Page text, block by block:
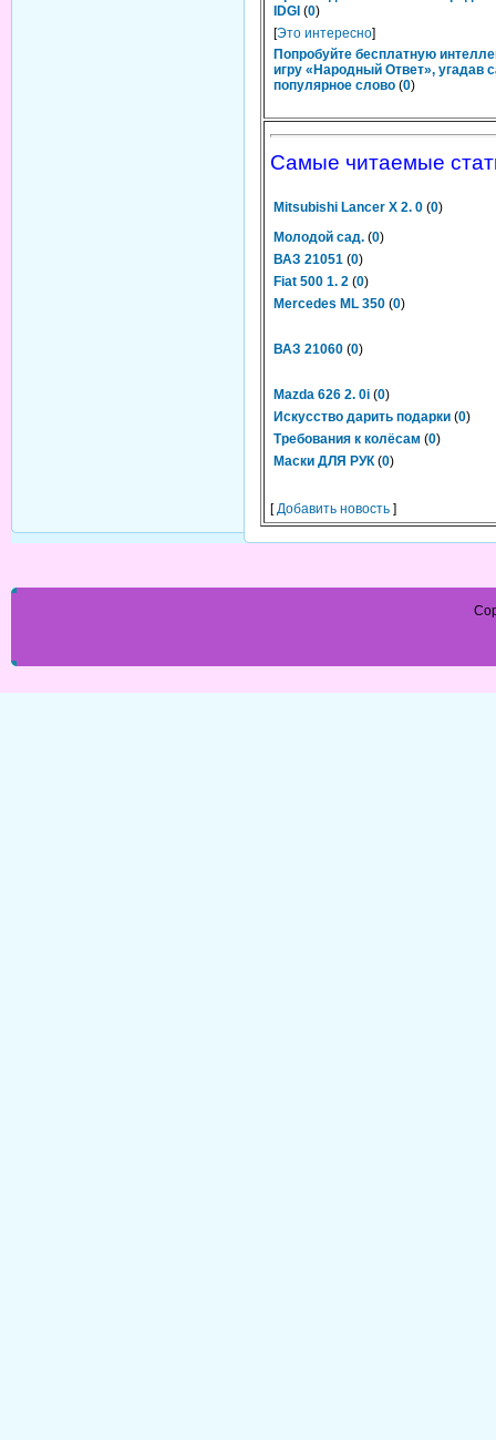
IDGI (0)
[Это интересно]
Попробуйте бесплатную
игру «Народный Ответ», угадав
популярное слово (0)
Самые читаемые
Mitsubishi Lancer X 2. 0 (0)
Молодой сад. (0)
ВАЗ 21051 (0)
Fiat 500 1. 2 (0)
Mercedes ML 350 (0)
ВАЗ 21060 (0)
Mazda 626 2. 0i (0)
Искусство дарить подарки (0)
Требования к колёсам (0)
Маски ДЛЯ РУК (0)
[Добавить новость ]